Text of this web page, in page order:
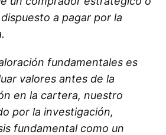
a pagar por la
fundamentales es
valores antes de la
en la cartera, nuestro
por la investigación,
fundamental como un